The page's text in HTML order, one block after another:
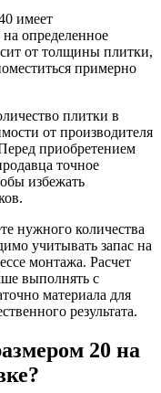
имеет
определенное
от толщины плитки,
примерно
плитки в
от производителя
приобретением
точное
избежать
нужного количества
учитывать запас на
монтажа. Расчет
выполнять с
материала для
результата.
20 на